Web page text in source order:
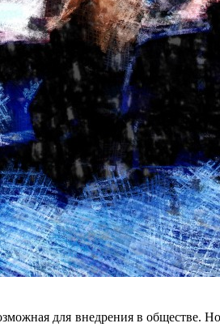
для внедрения в обществе.